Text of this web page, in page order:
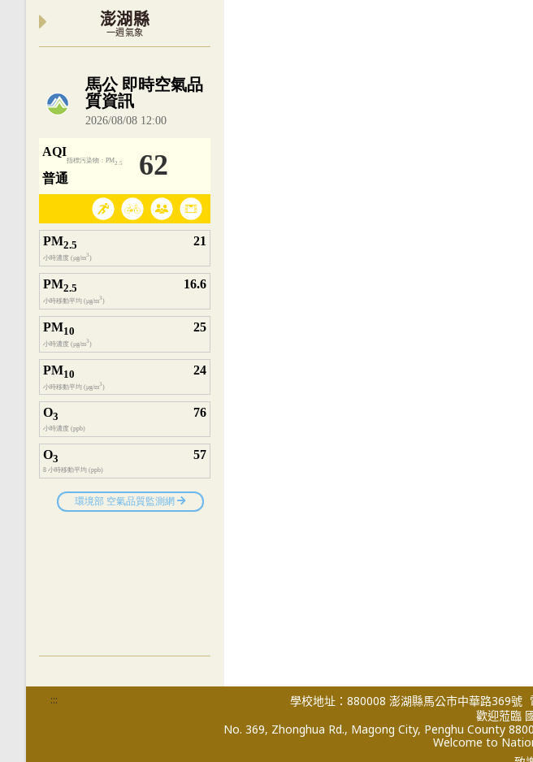
澎湖縣
一週氣象
內嵌空氣品質小工具為視覺預覽，完整即時空氣品質資料請開啟
::: 學校地址：880008 澎湖縣馬公市中華路369號
歡迎蒞臨
No. 369, Zhonghua Rd., Magong City, Penghu County
Welcome to